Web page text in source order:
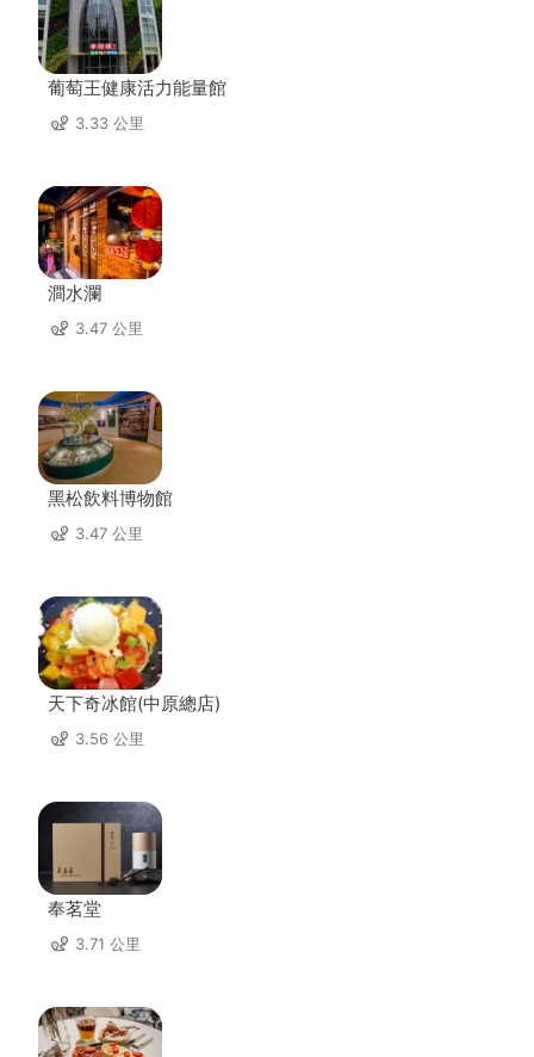
葡萄王健康活力能量館
3.33 公里
澗水瀾
3.47 公里
黑松飲料博物館
3.47 公里
天下奇冰館(中原總店)
3.56 公里
奉茗堂
3.71 公里